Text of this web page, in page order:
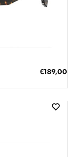
Ειδική
€189,00